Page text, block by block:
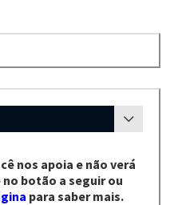
nos apoia e não verá
no botão a seguir ou
para saber mais.